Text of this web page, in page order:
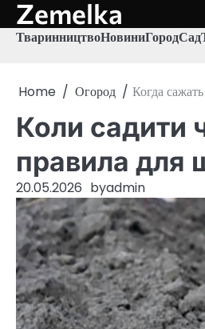
Skip
to
content
Zemelka
ТваринництвоНовиниГородСад
Home Огород Когда
Коли садити
правила для
20.05.2026 byadmin